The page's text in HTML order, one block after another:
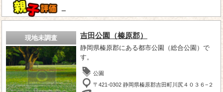
－
現地未調査 吉田公園（榛原郡）
静岡県榛原郡にある都市公園（総合公園）で
す。
公園
〒421-0302 静岡県榛原郡吉田町川尻４０３６−２